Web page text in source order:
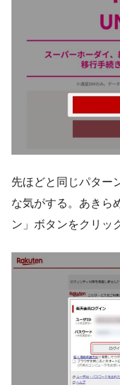
先ほどと同じパター
な気がする。あきら
ン」ボタンをクリッ